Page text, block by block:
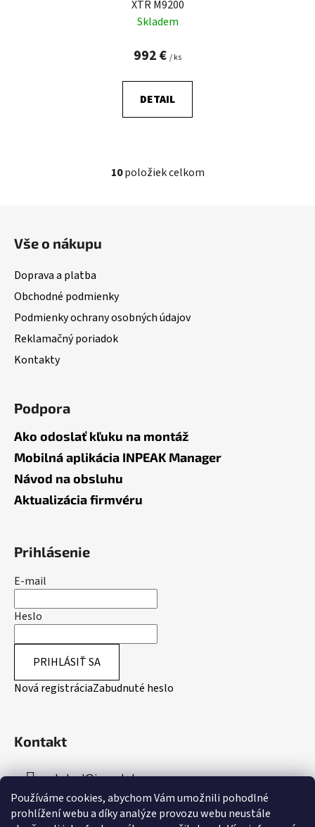
Používáme cookies, abychom Vám umožnili pohodlné
prohlížení webu a díky analýze provozu webu neustále
XTR M9200
Skladem
992 € / ks
DETAIL
O
p
i
s
10položiek celkom
Vše o nákupu
Doprava a platba
Obchodné podmienky
Podmienky ochrany osobných údajov
Reklamačný poriadok
Kontakty
Podpora
Ako odoslať kľuku na montáž
Mobilná aplikácia INPEAK Manager
Návod na obsluhu
Aktualizácia firmvéru
Prihlásenie
E-mail
Heslo
PRIHLÁSIŤ SA
Nová registráciaZabudnuté heslo
Kontakt
obchod@inpeakstore.cz
+420 799 512 790